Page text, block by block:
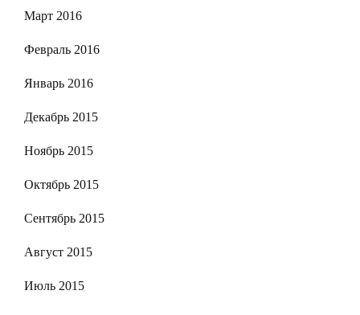
Март 2016
Февраль 2016
Январь 2016
Декабрь 2015
Ноябрь 2015
Октябрь 2015
Сентябрь 2015
Август 2015
Июль 2015